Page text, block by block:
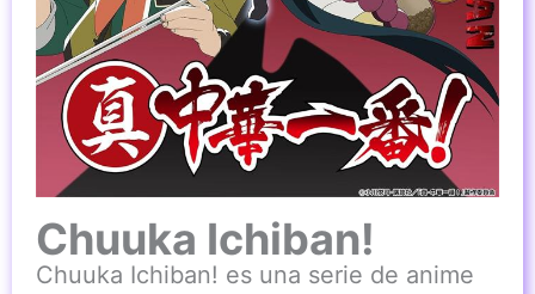
Chuuka Ichiban!
Chuuka Ichiban! es una serie de anime